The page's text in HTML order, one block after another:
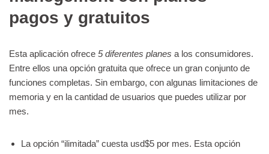
pagos y gratuitos
Esta aplicación ofrece 5 diferentes planes a los consumidores.
Entre ellos una opción gratuita que ofrece un gran conjunto de
funciones completas. Sin embargo, con algunas limitaciones de
memoria y en la cantidad de usuarios que puedes utilizar por
mes.
La opción “ilimitada” cuesta usd$5 por mes. Esta opción